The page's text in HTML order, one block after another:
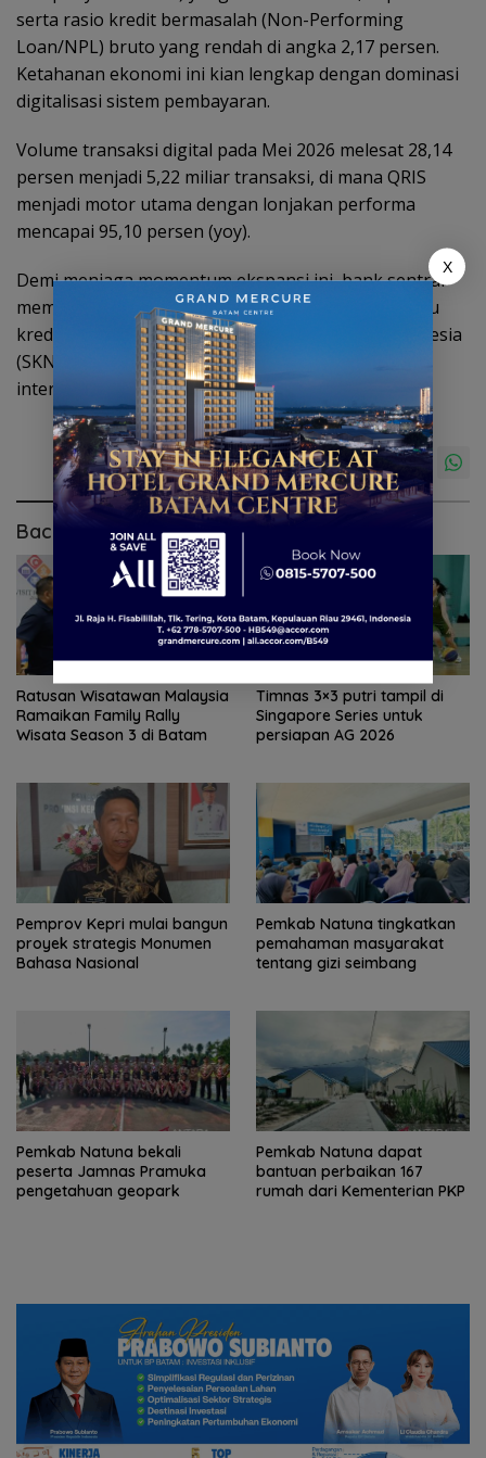
serta rasio kredit bermasalah (Non-Performing
Loan/NPL) bruto yang rendah di angka 2,17 persen.
Ketahanan ekonomi ini kian lengkap dengan dominasi
digitalisasi sistem pembayaran.
Volume transaksi digital pada Mei 2026 melesat 28,14
persen menjadi 5,22 miliar transaksi, di mana QRIS
menjadi motor utama dengan lonjakan performa
mencapai 95,10 persen (yoy).
Demi menjaga momentum ekspansi ini, bank sentral
memperpanjang berbagai kebijakan relaksasi kartu
kredit dan tarif Sistem Kliring Nasional Bank Indonesia
(SKNBI) hingga akhir 2026, seraya memperluas
interkoneksi QRIS antarnegara.
Baca Juga
Ratusan Wisatawan Malaysia
Ramaikan Family Rally
Wisata Season 3 di Batam
Timnas 3×3 putri tampil di
Singapore Series untuk
persiapan AG 2026
Pemprov Kepri mulai bangun
proyek strategis Monumen
Bahasa Nasional
Pemkab Natuna tingkatkan
pemahaman masyarakat
tentang gizi seimbang
Pemkab Natuna bekali
peserta Jamnas Pramuka
pengetahuan geopark
Pemkab Natuna dapat
bantuan perbaikan 167
rumah dari Kementerian PKP
X